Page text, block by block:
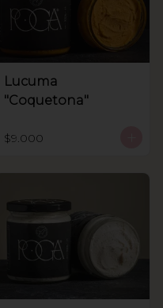
Lucuma
"Coquetona"
$9.000